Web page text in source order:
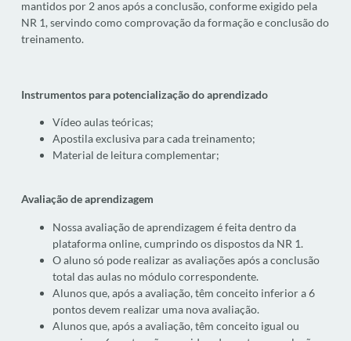
mantidos por 2 anos após a conclusão, conforme exigido pela
NR 1, servindo como comprovação da formação e conclusão do
treinamento.
Instrumentos para potencialização do aprendizado
Vídeo aulas teóricas;
Apostila exclusiva para cada treinamento;
Material de leitura complementar;
Avaliação de aprendizagem
Nossa avaliação de aprendizagem é feita dentro da
plataforma online, cumprindo os dispostos da NR 1.
O aluno só pode realizar as avaliações após a conclusão
total das aulas no módulo correspondente.
Alunos que, após a avaliação, têm conceito inferior a 6
pontos devem realizar uma nova avaliação.
Alunos que, após a avaliação, têm conceito igual ou